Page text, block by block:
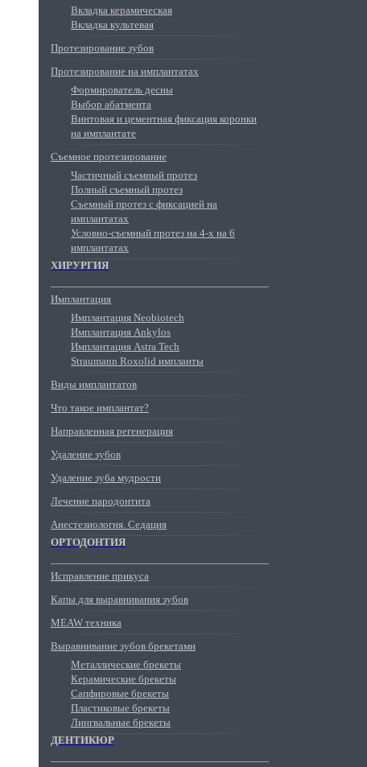
Вкладка керамическая
Вкладка культевая
Протезирование зубов
Протезирование на имплантатах
Формирователь десны
Выбор абатмента
Винтовая и цементная фиксация коронки
на имплантате
Съемное протезирование
Частичный съемный протез
Полный съемный протез
Съемный протез с фиксацией на
имплантатах
Условно-съемный протез на 4-х на 6
имплантатах
ХИРУРГИЯ
Имплантация
Имплантация Neobiotech
Имплантация Ankylos
Имплантация Astra Tech
Straumann Roxolid импланты
Виды имплантатов
Что такое имплантат?
Направленная регенерация
Удаление зубов
Удаление зуба мудрости
Лечение пародонтита
Анестезиология. Седация
ОРТОДОНТИЯ
Исправление прикуса
Капы для выравнивания зубов
MEAW техника
Выравнивание зубов брекетами
Металлические брекеты
Керамические брекеты
Сапфировые брекеты
Пластиковые брекеты
Лингвальные брекеты
ДЕНТИКЮР